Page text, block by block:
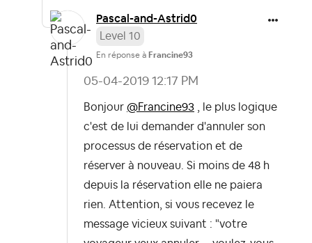
Pascal-and-Astrid0
Level 10
En réponse à Francine93
‎05-04-2019 12:17 PM
Bonjour @Francine93 , le plus logique
c'est de lui demander d'annuler son
processus de réservation et de
réserver à nouveau. Si moins de 48 h
depuis la réservation elle ne paiera
rien. Attention, si vous recevez le
message vicieux suivant : "votre